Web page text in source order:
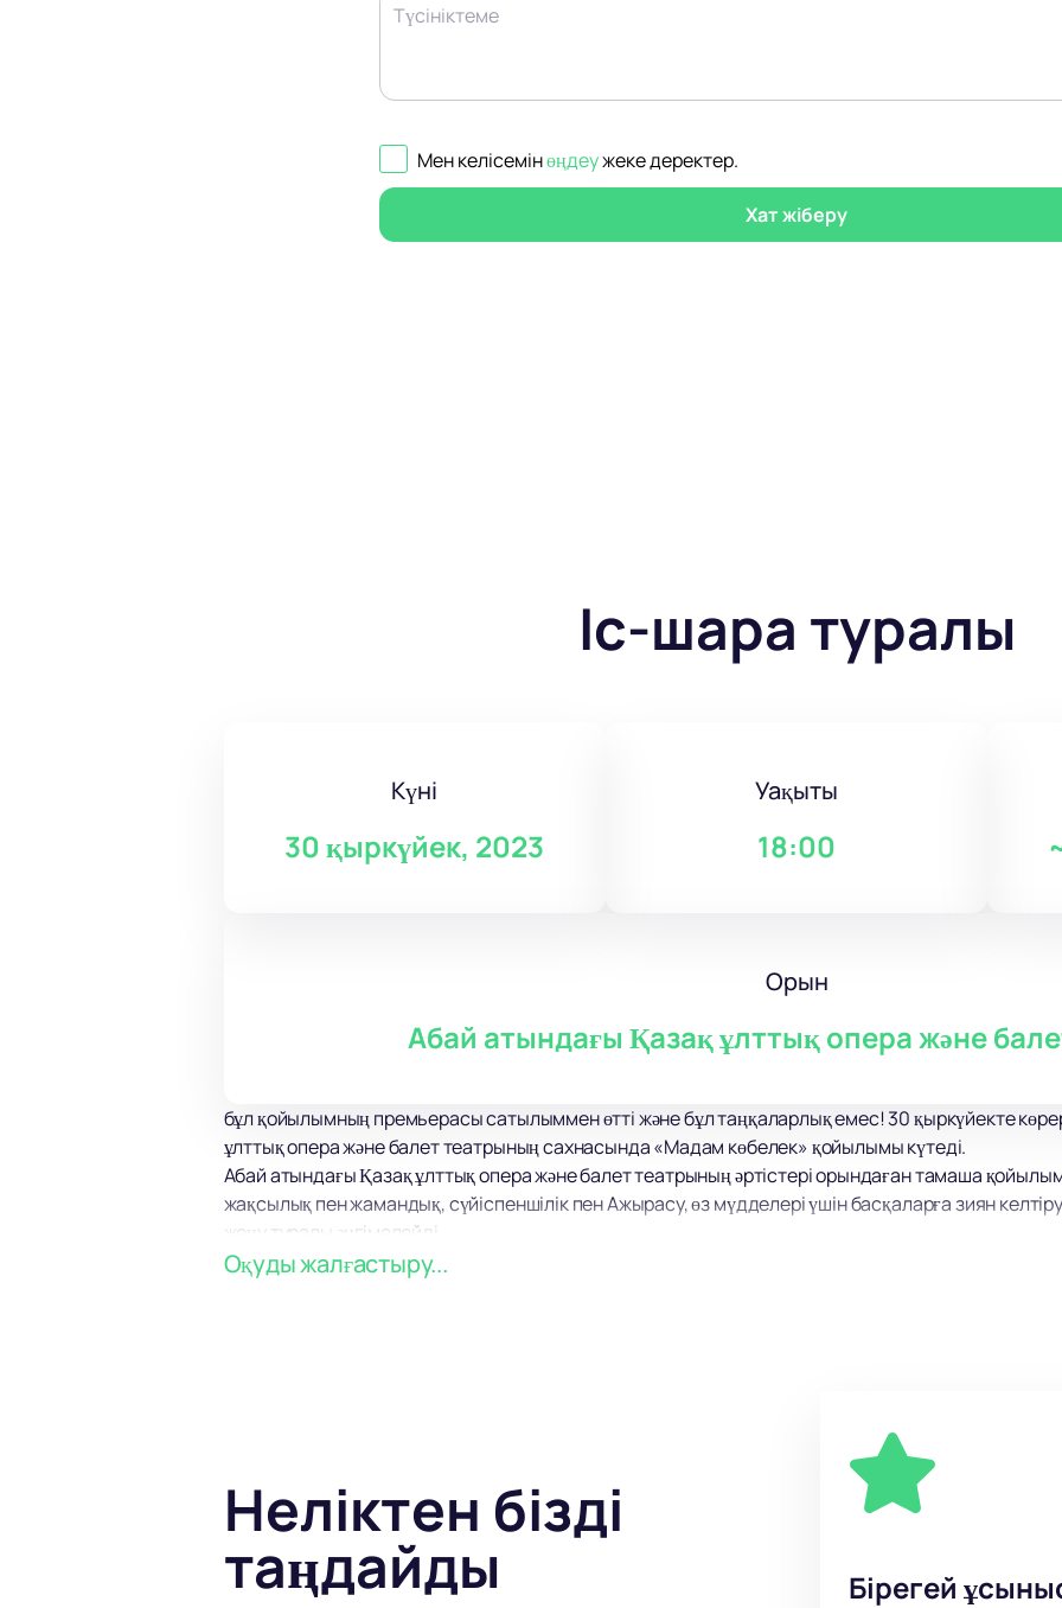
Түсініктеме
Мен келісемінөңдеужеке деректер.
Хат жіберу
Іс-шара туралы
Күні
30 қыркүйек, 2023
Уақыты
18:00
Орын
Абай атындағы Қазақ ұлттық опера және
бұл қойылымның премьерасы сатылыммен өтті және бұл таңқаларлық емес! 30 қыркүйекте
ұлттық опера және балет театрының сахнасында «Мадам көбелек» қойылымы күтеді.
Абай атындағы Қазақ ұлттық опера және балет театрының әртістері орындаған тамаша қойылым
жақсылық пен жамандық, сүйіспеншілік пен Ажырасу, өз мүдделері үшін басқаларға зиян
жеңу туралы әңгімелейді.
керемет жиынтықтар, әдемі костюмдер мен макияж, музыкалық сүйемелдеу, кейіпкерлердің
Оқуды жалғастыру...
Неліктен бізді
таңдайды Бірегей